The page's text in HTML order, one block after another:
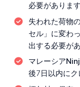
必要があります
失われた荷物
セル」に変わ
出する必要が
マレーシア
後7日以内に